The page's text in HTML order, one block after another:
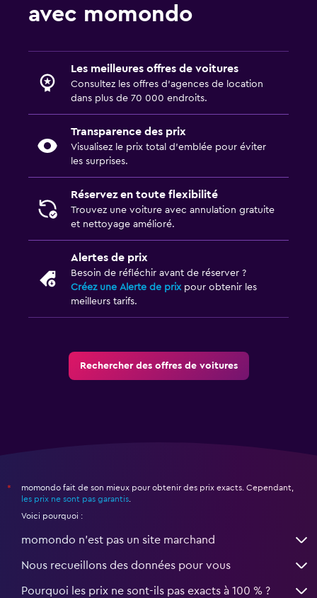
avec momondo
Les meilleures offres de voitures
Consultez les offres d’agences de location
dans plus de 70 000 endroits.
Transparence des prix
Visualisez le prix total d’emblée pour éviter
les surprises.
Réservez en toute flexibilité
Trouvez une voiture avec annulation gratuite
et nettoyage amélioré.
Alertes de prix
Besoin de réfléchir avant de réserver ?
Créez une Alerte de prixpour obtenir les
meilleurs tarifs.
Rechercher des offres de voitures
*
momondo fait de son mieux pour obtenir des prix exacts. Cependant,
les prix ne sont pas garantis
Voici pourquoi :
momondo n'est pas un site marchand
Nous recueillons des données pour vous
Pourquoi les prix ne sont-ils pas exacts à 100 % ?